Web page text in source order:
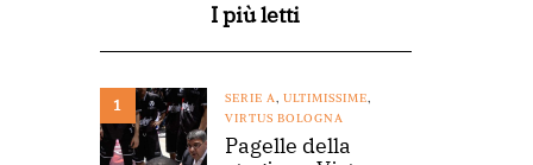
I più letti
1 SERIE A, ULTIMISSIME,
VIRTUS BOLOGNA
Pagelle della